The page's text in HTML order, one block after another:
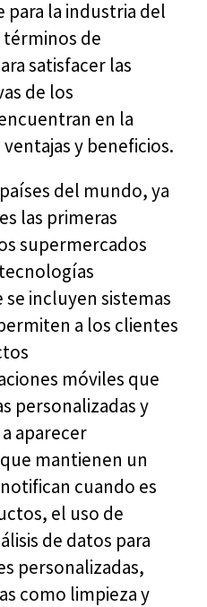
la industria del
de
satisfacer las
de los
en la
y beneficios.
del mundo, ya
las primeras
supermercados
incluyen sistemas
a los clientes
móviles que
personalizadas y
aparecer
mantienen un
cuando es
el uso de
de datos para
personalizadas,
como limpieza y